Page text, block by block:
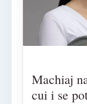
Machiaj
cui i se